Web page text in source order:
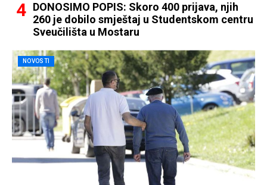
DONOSIMO POPIS: Skoro 400 prijava, njih
260 je dobilo smještaj u Studentskom centru
Sveučilišta u Mostaru
NOVOSTI